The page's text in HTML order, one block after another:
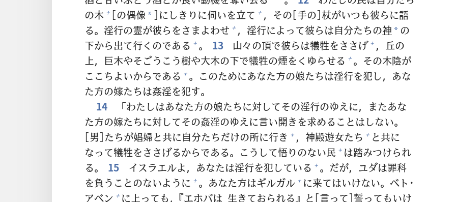
の木 + [の偶像 * ]にしきりに伺いを立て + ，その[手の]杖がいつも彼らに語
る。 淫行の霊が彼らをさまよわせ + ， 淫行によって彼らは自分たちの神 * の
下から出て行くのである + 。 13 山々の頂で彼らは犠牲をささげ + ， 丘の
上， 巨木やそごうこう樹や大木の下で犠牲の煙をくゆらせる + 。その木陰が
ここちよいからである + 。このためにあなた方の娘たちは淫行を犯し，あな
た方の嫁たちは姦淫を犯す。
14
「わたしはあなた方の娘たちに対してその淫行のゆえに，またあな
た方の嫁たちに対してその姦淫のゆえに言い開きを求めることはしない。
[男]たちが娼婦と共に自分たちだけの所に行き + ， 神殿遊女たち + と共に
なって犠牲をささげるからである。こうして悟りのない民 + は踏みつけられ
る。
15 イスラエルよ，あなたは淫行を犯している + 。だが，ユダは罪科
を負うことのないように + 。あなた方はギルガル + に来てはいけない。ベト･
アベン + に上っても，『エホバは 生きておられる』と[言って]誓ってもいけ